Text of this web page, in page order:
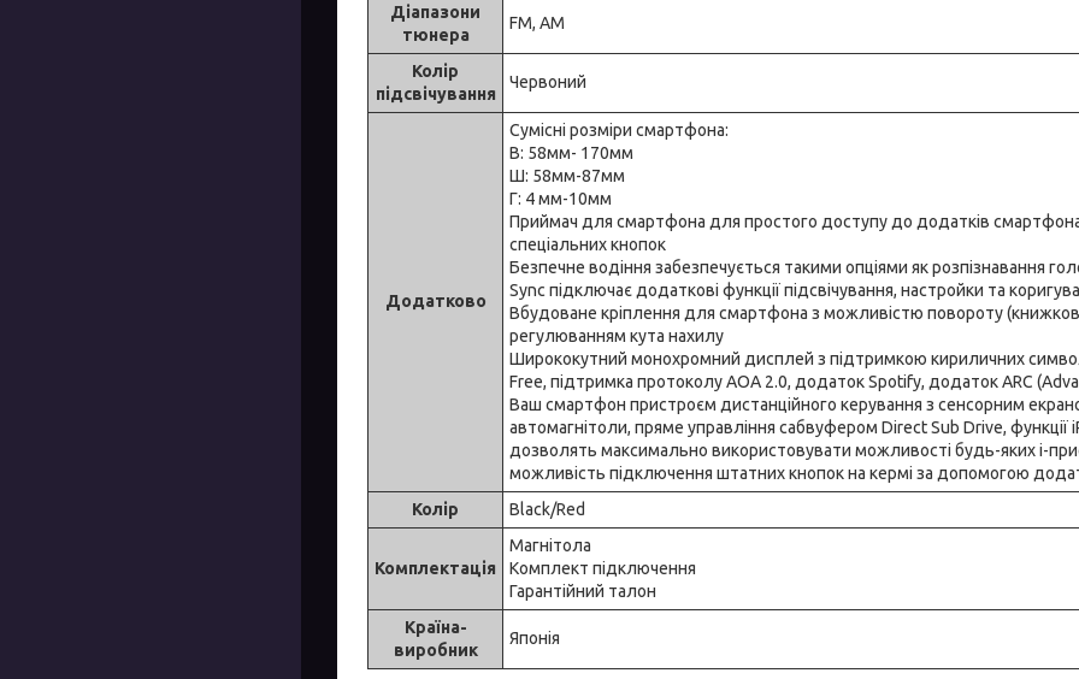
Діапазони
тюнера
FM, AM
Колір
підсвічування
Червоний
Додатково
Сумісні розміри смартфона:
В: 58мм- 170мм
Ш: 58мм-87мм
Г: 4 мм-10мм
Приймач для смартфона для простого доступу до додатків
спеціальних кнопок
Безпечне водіння забезпечується такими опціями як розпізнавання
Sync підключає додаткові функції підсвічування, настройки та
Вбудоване кріплення для смартфона з можливістю повороту (книжкова
регулюванням кута нахилу
Ширококутний монохромний дисплей з підтримкою кириличних
Free, підтримка протоколу AOA 2.0, додаток Spotify, додаток ARC
Ваш смартфон пристроєм дистанційного керування з сенсорним
автомагнітоли, пряме управління сабвуфером Direct Sub Drive, функції
дозволять максимально використовувати можливості будь-яких i-
можливість підключення штатних кнопок на кермі за допомогою
Колір
Black/Red
Комплектація
Магнітола
Комплект підключення
Гарантійний талон
Країна-
виробник
Японія